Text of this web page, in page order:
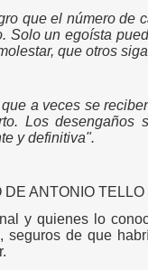
que el número de
Solo un egoísta
que otros
a veces se
Los desengaños
y definitiva".
ANTONIO TELLO
y quienes lo
de que